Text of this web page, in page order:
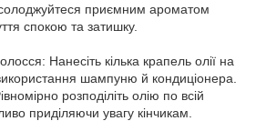
приємним ароматом
спокою та затишку.
Нанесіть кілька крапель олії на
шампуню й кондиціонера.
розподіліть олію по всій
приділяючи увагу кінчикам.